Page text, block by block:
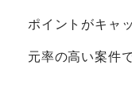
ポイントがキャ
元率の高い案件